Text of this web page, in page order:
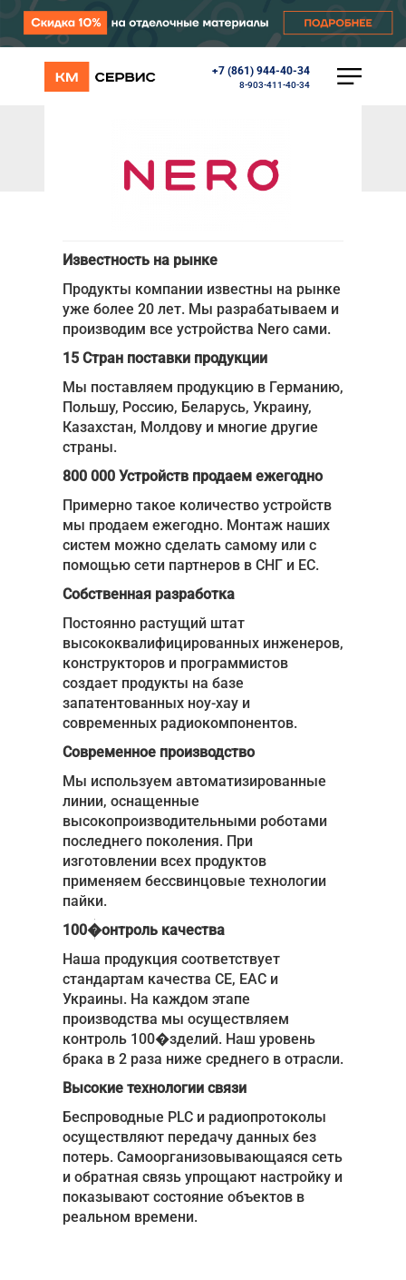
+7 (861) 944-40-34
8-903-411-40-34
КАТАЛОГ
Перегрузочное оборудование
Уличные калитки
Внешняя солнцезащита
Комплектующие
Маркизы
Окна, порталы, двери
Главная
Акции
Примеры работ
Ремонт
Сервис
Кредит
О компании
Где купить
Отзывы
Контакты
Nero Electronics
Известность на рынке
Продукты компании известны на рынке
уже более 20 лет. Мы разрабатываем и
производим все устройства Nero сами.
15 Стран поставки продукции
Мы поставляем продукцию в Германию,
Польшу, Россию, Беларусь, Украину,
Казахстан, Молдову и многие другие
страны.
800 000 Устройств продаем ежегодно
Примерно такое количество устройств
мы продаем ежегодно. Монтаж наших
систем можно сделать самому или с
помощью сети партнеров в СНГ и ЕС.
Собственная разработка
Постоянно растущий штат
высококвалифицированных инженеров,
конструкторов и программистов
создает продукты на базе
запатентованных ноу-хау и
современных радиокомпонентов.
Современное производство
Мы используем автоматизированные
линии, оснащенные
высокопроизводительными роботами
последнего поколения. При
изготовлении всех продуктов
применяем бессвинцовые технологии
пайки.
100�онтроль качества
Наша продукция соответствует
стандартам качества CE, EAC и
Украины. На каждом этапе
производства мы осуществляем
контроль 100�зделий. Наш уровень
брака в 2 раза ниже среднего в отрасли.
Высокие технологии связи
Беспроводные PLC и радиопротоколы
осуществляют передачу данных без
потерь. Самоорганизовывающаяся сеть
и обратная связь упрощают настройку и
показывают состояние объектов в
реальном времени.